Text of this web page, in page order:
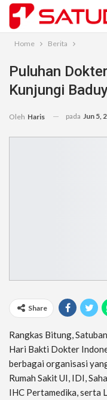
Home Berita
Puluhan
Kunjungi
Oleh Haris pada Jun 5,
Share
Rangkas Bitung,
Hari Bakti Dokter
berbagai organisasi
Rumah Sakit UI, IDI,
IHC Pertamedika, serta